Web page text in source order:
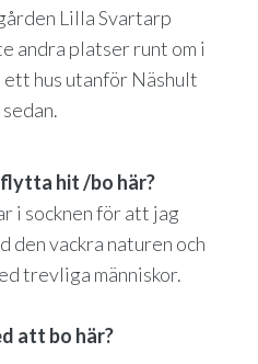
Lilla Svartarp
andra platser runt om i
ett hus utanför Näshult
hit /bo här?
i socknen för att jag
den vackra naturen och
trevliga människor.
att bo här?